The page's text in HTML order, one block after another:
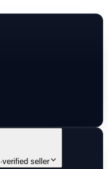
·verified seller